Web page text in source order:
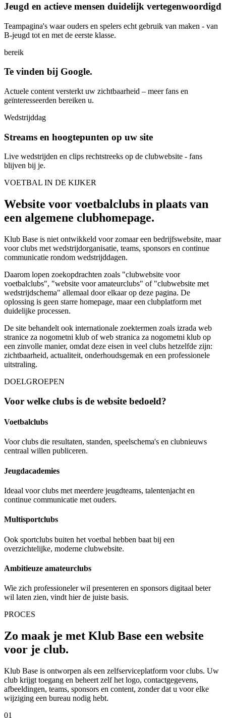
Jeugd en actieve mensen duidelijk vertegenwoordigd
Teampagina's waar ouders en spelers echt gebruik van maken - van
B-jeugd tot en met de eerste klasse.
bereik
Te vinden bij Google.
Actuele content versterkt uw zichtbaarheid – meer fans en
geïnteresseerden bereiken u.
Wedstrijddag
Streams en hoogtepunten op uw site
Live wedstrijden en clips rechtstreeks op de clubwebsite - fans
blijven bij je.
VOETBAL IN DE KIJKER
Website voor voetbalclubs in plaats van
een algemene clubhomepage.
Klub Base is niet ontwikkeld voor zomaar een bedrijfswebsite, maar
voor clubs met wedstrijdorganisatie, teams, sponsors en continue
communicatie rondom wedstrijddagen.
Daarom lopen zoekopdrachten zoals "clubwebsite voor
voetbalclubs", "website voor amateurclubs" of "clubwebsite met
wedstrijdschema" allemaal door elkaar op deze pagina. De
oplossing is geen starre homepage, maar een clubplatform met
duidelijke processen.
De site behandelt ook internationale zoektermen zoals izrada web
stranice za nogometni klub of web stranica za nogometni klub op
een zinvolle manier, omdat deze eisen in veel clubs hetzelfde zijn:
zichtbaarheid, actualiteit, onderhoudsgemak en een professionele
uitstraling.
DOELGROEPEN
Voor welke clubs is de website bedoeld?
Voetbalclubs
Voor clubs die resultaten, standen, speelschema's en clubnieuws
centraal willen publiceren.
Jeugdacademies
Ideaal voor clubs met meerdere jeugdteams, talentenjacht en
continue communicatie met ouders.
Multisportclubs
Ook sportclubs buiten het voetbal hebben baat bij een
overzichtelijke, moderne clubwebsite.
Ambitieuze amateurclubs
Wie zich professioneler wil presenteren en sponsors digitaal beter
wil laten zien, vindt hier de juiste basis.
PROCES
Zo maak je met Klub Base een website
voor je club.
Klub Base is ontworpen als een zelfserviceplatform voor clubs. Uw
club krijgt toegang en beheert zelf het logo, contactgegevens,
afbeeldingen, teams, sponsors en content, zonder dat u voor elke
wijziging een bureau nodig hebt.
01